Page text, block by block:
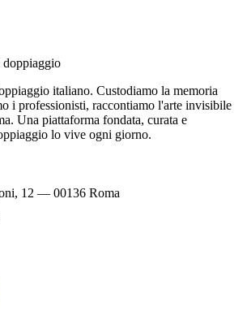
italiano. Custodiamo la memoria
i professionisti, raccontiamo l'arte invisibile
Una piattaforma fondata, curata e
lo vive ogni giorno.
12 — 00136 Roma